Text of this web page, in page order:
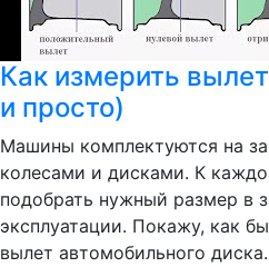
Как измерить
и просто)
Машины комплектуются на
колесами и дисками. К
подобрать нужный размер в
эксплуатации. Покажу, как
вылет автомобильного